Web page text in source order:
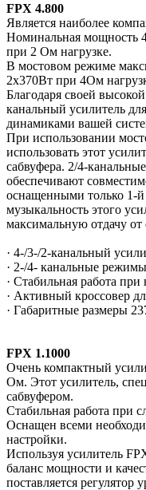
FPX 4.800
Является наиболее
Номинальная мощность
при 2 Ом нагрузке.
В мостовом режиме
2х370Вт при 4Ом
Благодаря своей
канальный усилитель
динамиками вашей
При использовании
использовать этот
сабвуфера. 2/4-
обеспечивают
оснащенными только 1-
музыкальность этого
максимальную отдачу от
· 4-/3-/2-канальный
· 2-/4- канальные
· Стабильная работа
· Активный кроссовер
· Габаритные размеры
FPX 1.1000
Очень компактный
Ом. Этот усилитель,
сабвуфером.
Стабильная работа при
Оснащен всеми
настройки.
Используя усилитель
баланс мощности и
поставляется регулятор